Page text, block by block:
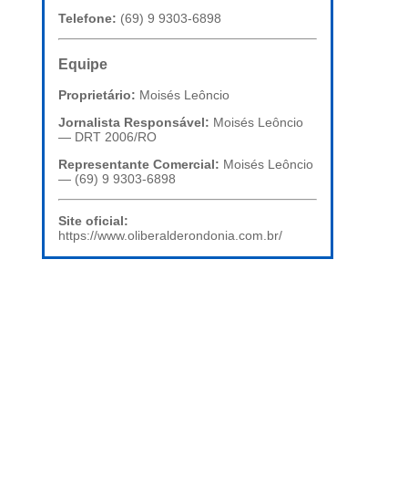
Telefone: (69) 9 9303-6898
Equipe
Proprietário: Moisés Leôncio
Jornalista Responsável: Moisés Leôncio
— DRT 2006/RO
Representante Comercial: Moisés Leôncio
— (69) 9 9303-6898
Site oficial:
https://www.oliberalderondonia.com.br/